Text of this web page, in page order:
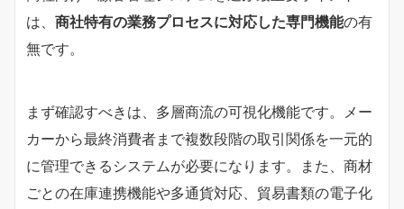
は、 商社特有の業務プロセスに対応した専門機能の有
無です。
まず確認すべきは、多層商流の可視化機能です。メー
カーから最終消費者まで複数段階の取引関係を一元的
に管理できるシステムが必要になります。また、商材
ごとの在庫連携機能や多通貨対応、貿易書類の電子化